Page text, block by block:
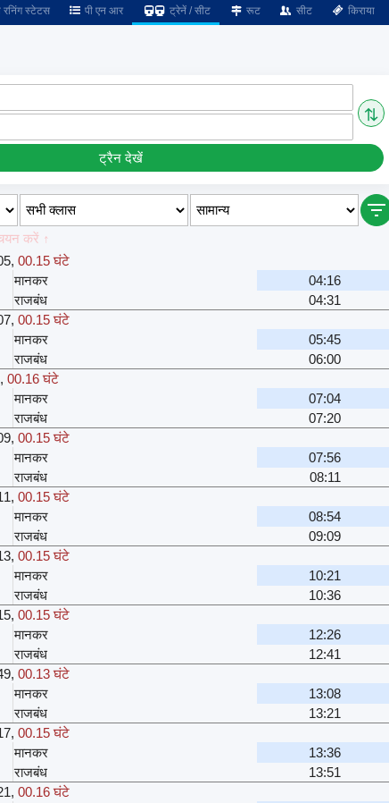
रनिंग स्टेटस पी एन आर ट्रेनें / सीट रूट सीट किराया
⇅
ट्रैन देखें
करें ↑
,00.15 घंटे
मानकर
04:16
राजबंध
04:31
,00.15 घंटे
मानकर
05:45
राजबंध
06:00
,00.16 घंटे
मानकर
07:04
राजबंध
07:20
,00.15 घंटे
मानकर
07:56
राजबंध
08:11
,00.15 घंटे
मानकर
08:54
राजबंध
09:09
,00.15 घंटे
मानकर
10:21
राजबंध
10:36
,00.15 घंटे
मानकर
12:26
राजबंध
12:41
,00.13 घंटे
मानकर
13:08
राजबंध
13:21
,00.15 घंटे
मानकर
13:36
राजबंध
13:51
,00.16 घंटे